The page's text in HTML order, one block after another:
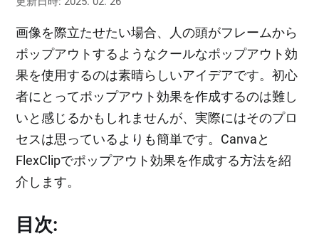
画像を際立たせたい場合、人の頭がフレームから
ポップアウトするようなクールなポップアウト効
果を使用するのは素晴らしいアイデアです。初心
者にとってポップアウト効果を作成するのは難し
いと感じるかもしれませんが、実際にはそのプロ
セスは思っているよりも簡単です。Canvaと
FlexClipでポップアウト効果を作成する方法を紹
介します。
目次: